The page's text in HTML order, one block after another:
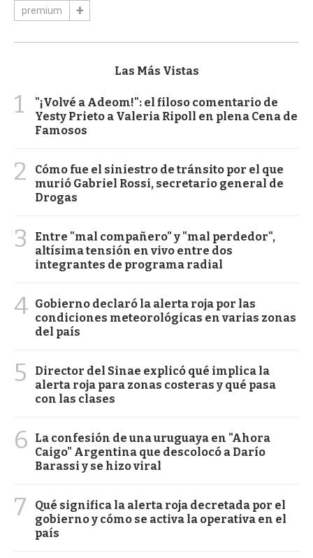
premium
Las Más Vistas
1
"¡Volvé a Adeom!": el filoso comentario de
Yesty Prieto a Valeria Ripoll en plena Cena de
Famosos
2
Cómo fue el siniestro de tránsito por el que
murió Gabriel Rossi, secretario general de
Drogas
3
Entre "mal compañero" y "mal perdedor",
altísima tensión en vivo entre dos
integrantes de programa radial
4 Gobierno declaró la alerta roja por las
condiciones meteorológicas en varias zonas
del país
5
Director del Sinae explicó qué implica la
alerta roja para zonas costeras y qué pasa
con las clases
6
La confesión de una uruguaya en "Ahora
Caigo" Argentina que descolocó a Darío
Barassi y se hizo viral
7
Qué significa la alerta roja decretada por el
gobierno y cómo se activa la operativa en el
país